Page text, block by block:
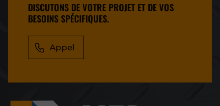
DISCUTONS DE VOTRE PROJET ET DE VOS
BESOINS SPÉCIFIQUES.
Appel